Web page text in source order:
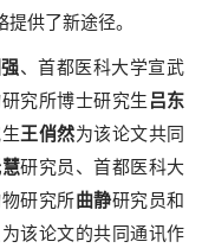
供了新途径。
、首都医科大学宣武
究所博士研究生 吕东
王俏然为该论文共同
研究员、首都医科大
研究所曲静研究员和
该论文的共同通讯作